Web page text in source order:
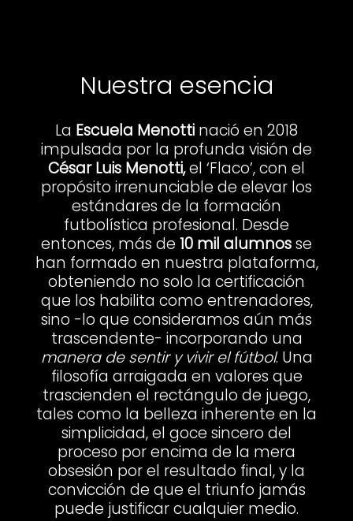
Nuestra esencia
La Escuela Menotti nació en 2018
impulsada por la profunda visión de
César Luis Menotti,el ‘Flaco’, con el
propósito irrenunciable de elevar los
estándares de la formación
futbolística profesional. Desde
entonces, más de 10 mil alumnosse
han formado en nuestra plataforma,
obteniendo no solo la certificación
que los habilita como entrenadores,
sino -lo que consideramos aún más
trascendente- incorporando una
manera de sentir y vivir el fútbol. Una
filosofía arraigada en valores que
trascienden el rectángulo de juego,
tales como la belleza inherente en la
simplicidad, el goce sincero del
proceso por encima de la mera
obsesión por el resultado final, y la
convicción de que el triunfo jamás
puede justificar cualquier medio.